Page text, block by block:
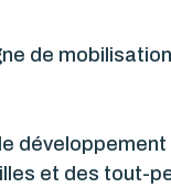
de
développement
et des tout-